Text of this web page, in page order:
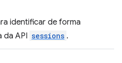
identificar de forma
da API sessions .